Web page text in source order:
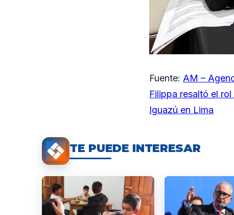
Fuente: AM –
Filippa resaltó el
Iguazú en Lima
TE PUEDE INTERESAR